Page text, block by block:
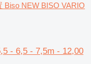
Biso NEW BISO VARIO
- 6,5 - 7,5m - 12,00